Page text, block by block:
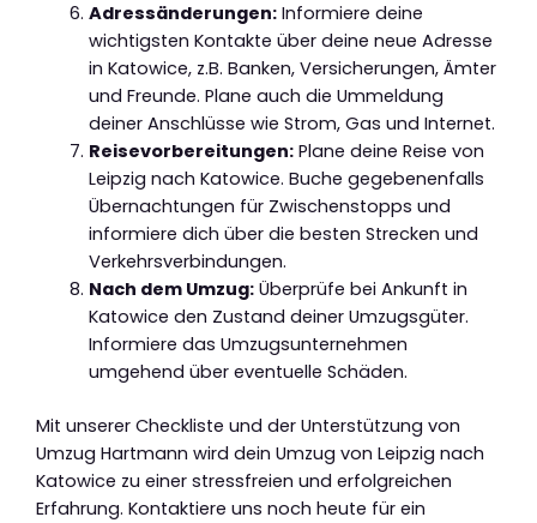
Adressänderungen:Informiere deine
wichtigsten Kontakte über deine neue Adresse
in Katowice, z.B. Banken, Versicherungen, Ämter
und Freunde. Plane auch die Ummeldung
deiner Anschlüsse wie Strom, Gas und Internet.
Reisevorbereitungen:Plane deine Reise von
Leipzig nach Katowice. Buche gegebenenfalls
Übernachtungen für Zwischenstopps und
informiere dich über die besten Strecken und
Verkehrsverbindungen.
Nach dem Umzug:Überprüfe bei Ankunft in
Katowice den Zustand deiner Umzugsgüter.
Informiere das Umzugsunternehmen
umgehend über eventuelle Schäden.
Mit unserer Checkliste und der Unterstützung von
Umzug Hartmann wird dein Umzug von Leipzig nach
Katowice zu einer stressfreien und erfolgreichen
Erfahrung. Kontaktiere uns noch heute für ein